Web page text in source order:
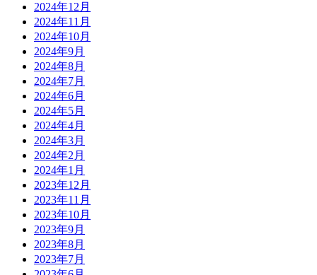
2024年12月
2024年11月
2024年10月
2024年9月
2024年8月
2024年7月
2024年6月
2024年5月
2024年4月
2024年3月
2024年2月
2024年1月
2023年12月
2023年11月
2023年10月
2023年9月
2023年8月
2023年7月